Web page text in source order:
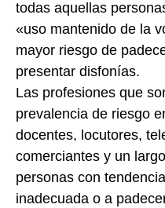
todas aquellas
«uso mantenido de la
mayor riesgo de
presentar disfonías.
Las profesiones que
prevalencia de riesgo
docentes, locutores,
comerciantes y un
personas con
inadecuada o a